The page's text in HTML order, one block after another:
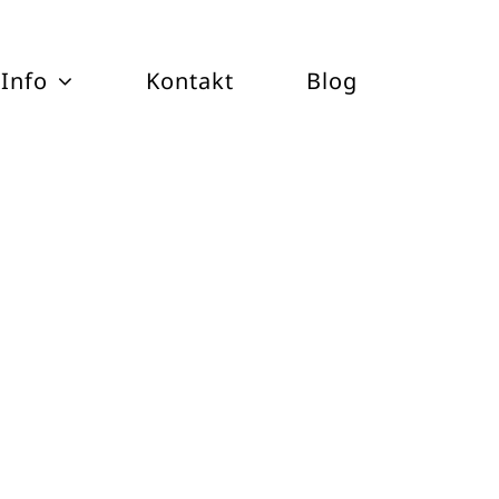
Info Kontakt Blog